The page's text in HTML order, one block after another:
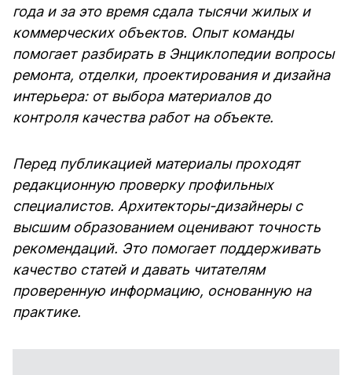
года и за это время сдала тысячи жилых и
коммерческих объектов. Опыт команды
помогает разбирать в Энциклопедии вопросы
ремонта, отделки, проектирования и дизайна
интерьера: от выбора материалов до
контроля качества работ на объекте.
Перед публикацией материалы проходят
редакционную проверку профильных
специалистов. Архитекторы-дизайнеры с
высшим образованием оценивают точность
рекомендаций. Это помогает поддерживать
качество статей и давать читателям
проверенную информацию, основанную на
практике.